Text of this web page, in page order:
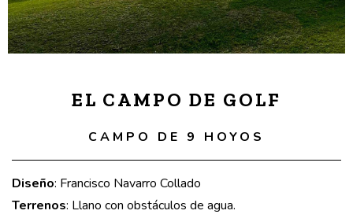
EL CAMPO DE GOLF
CAMPO DE 9 HOYOS
Diseño: Francisco Navarro Collado
Terrenos: Llano con obstáculos de agua.